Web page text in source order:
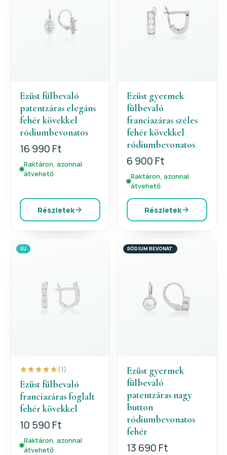
Ezüst fülbevaló
patentzáras elegáns
fehér kövekkel
ródiumbevonatos
16 990 Ft
Raktáron, azonnal
átvehető
Részletek
Ezüst gyermek
fülbevaló
franciazáras széles
fehér kövekkel
ródiumbevonatos
6 900 Ft
Raktáron, azonnal
átvehető
Részletek
ÚJ
(1)
Ezüst fülbevaló
franciazáras foglalt
fehér kövekkel
10 590 Ft
Raktáron, azonnal
átvehető
RÓDIUM BEVONAT
Ezüst gyermek
fülbevaló
patentzáras nagy
button
ródiumbevonatos
fehér
13 690 Ft